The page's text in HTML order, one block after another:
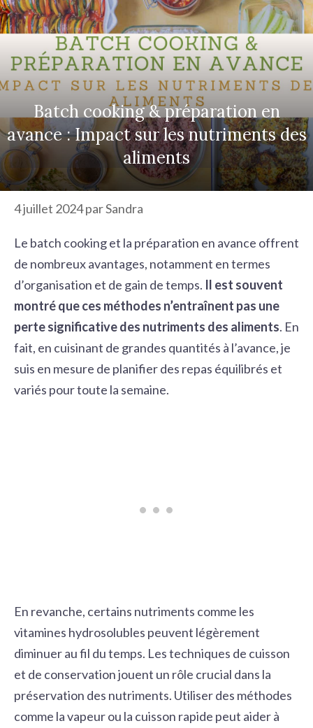
r
c
r
Batch cooking & préparation en
avance : Impact sur les nutriments des
aliments
4 juillet 2024parSandra
Le batch cookinget la préparation en avance offrent
de nombreux avantages, notamment en termes
d’organisation et de gain de temps. Il est souvent
montré que ces méthodes n’entraînent pas une
perte significative des nutriments des aliments. En
fait, en cuisinant de grandes quantités à l’avance, je
suis en mesure de planifier des repas équilibrés et
variés pour toute la semaine.
En revanche, certains nutriments comme les
vitamines hydrosolubles peuvent légèrement
diminuer au fil du temps. Lestechniques de cuisson
et de conservationjouent un rôle crucial dans la
préservation des nutriments. Utiliser des méthodes
comme la vapeur ou la cuisson rapide peut aider à